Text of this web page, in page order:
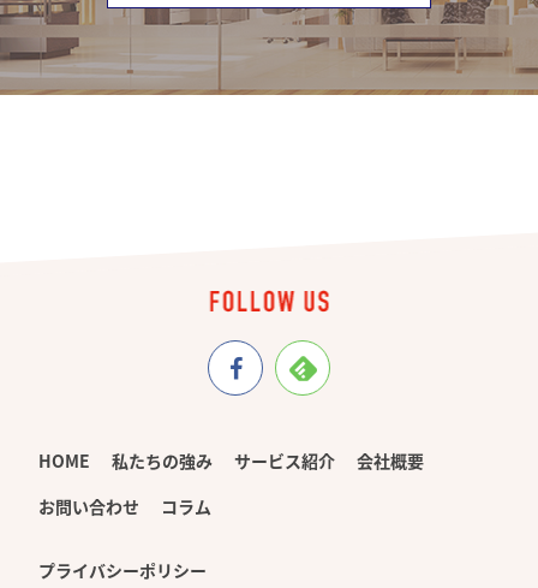
HOME 私たちの強み サービス紹介
会社概要
お問い合わせ
コラム
プライバシーポリシー